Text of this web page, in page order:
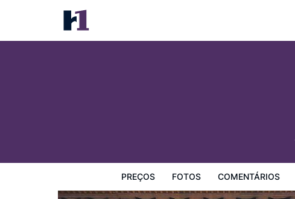
PREÇOS FOTOS COMENTÁRIOS
Hotel Quirinale
Preços